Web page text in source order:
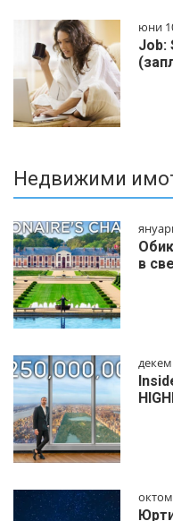
юни
Job:
Недвижими
в